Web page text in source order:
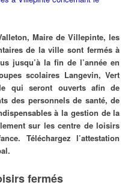
, Maire de Villepinte, les
de la ville sont fermés à
jusqu’à la fin de l’année en
scolaires Langevin, Vert
qui seront ouverts afin de
des personnels de santé, de
à la gestion de la
sur les centre de loisirs
Téléchargez l’attestation
fermés